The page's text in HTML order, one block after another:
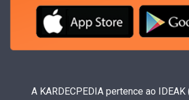
A KARDECPEDIA pertence ao